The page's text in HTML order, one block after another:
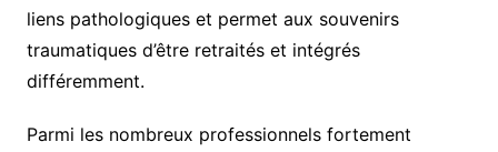
liens pathologiques et permet aux souvenirs
traumatiques d’être retraités et intégrés
différemment.
Parmi les nombreux professionnels fortement